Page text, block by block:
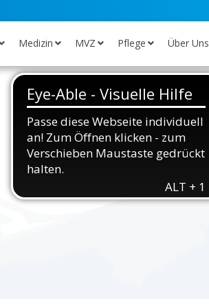
Medizin MVZ Pflege Über Uns